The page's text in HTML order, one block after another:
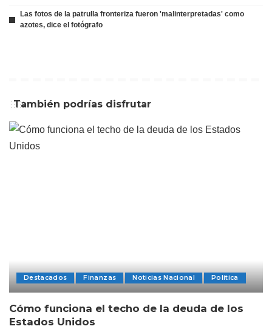
Las fotos de la patrulla fronteriza fueron 'malinterpretadas' como
azotes, dice el fotógrafo
También podrías disfrutar
Destacados Finanzas Noticias Nacional Politica
Cómo funciona el techo de la deuda de los
Estados Unidos